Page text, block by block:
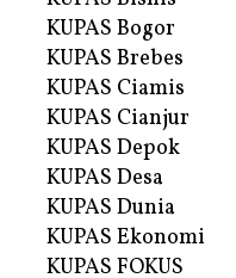
KUPAS Bogor
KUPAS Brebes
KUPAS Ciamis
KUPAS Cianjur
KUPAS Depok
KUPAS Desa
KUPAS Dunia
KUPAS Ekonomi
KUPAS FOKUS